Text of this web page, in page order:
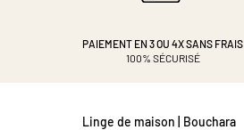
PAIEMENT EN 3 OU 4XSANS FRAIS
100% SÉCURISÉ
Linge de maison | Bouchara